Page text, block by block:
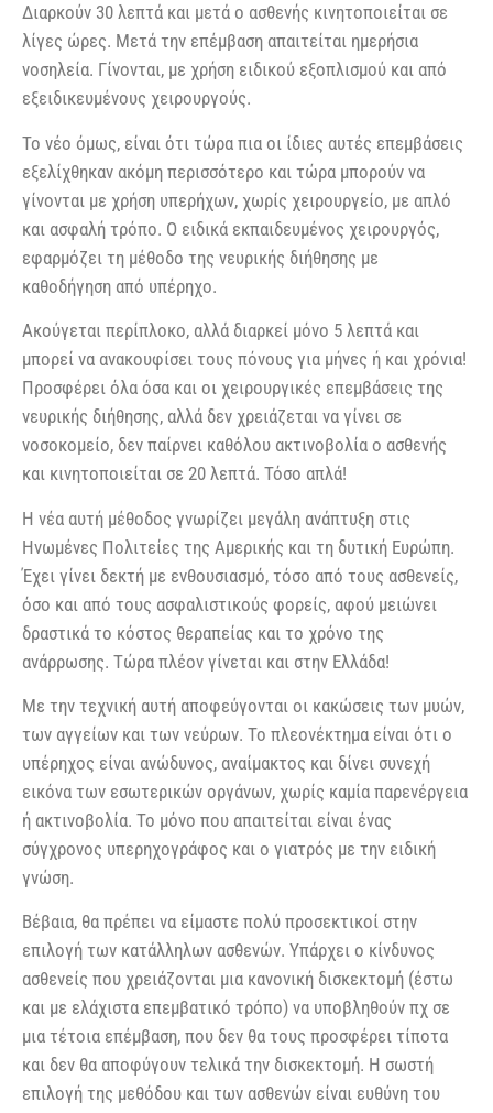
Διαρκούν 30 λεπτά και μετά ο ασθενής κινητοποιείται σε
λίγες ώρες. Μετά την επέμβαση απαιτείται ημερήσια
νοσηλεία. Γίνονται, με χρήση ειδικού εξοπλισμού και από
εξειδικευμένους χειρουργούς.
Το νέο όμως, είναι ότι τώρα πια οι ίδιες αυτές επεμβάσεις
εξελίχθηκαν ακόμη περισσότερο και τώρα μπορούν να
γίνονται με χρήση υπερήχων, χωρίς χειρουργείο, με απλό
και ασφαλή τρόπο. Ο ειδικά εκπαιδευμένος χειρουργός,
εφαρμόζει τη μέθοδο της νευρικής διήθησης με
καθοδήγηση από υπέρηχο.
Ακούγεται περίπλοκο, αλλά διαρκεί μόνο 5 λεπτά και
μπορεί να ανακουφίσει τους πόνους για μήνες ή και χρόνια!
Προσφέρει όλα όσα και οι χειρουργικές επεμβάσεις της
νευρικής διήθησης, αλλά δεν χρειάζεται να γίνει σε
νοσοκομείο, δεν παίρνει καθόλου ακτινοβολία ο ασθενής
και κινητοποιείται σε 20 λεπτά. Τόσο απλά!
Η νέα αυτή μέθοδος γνωρίζει μεγάλη ανάπτυξη στις
Ηνωμένες Πολιτείες της Αμερικής και τη δυτική Ευρώπη.
Έχει γίνει δεκτή με ενθουσιασμό, τόσο από τους ασθενείς,
όσο και από τους ασφαλιστικούς φορείς, αφού μειώνει
δραστικά το κόστος θεραπείας και το χρόνο της
ανάρρωσης. Τώρα πλέον γίνεται και στην Ελλάδα!
Με την τεχνική αυτή αποφεύγονται οι κακώσεις των μυών,
των αγγείων και των νεύρων. Το πλεονέκτημα είναι ότι ο
υπέρηχος είναι ανώδυνος, αναίμακτος και δίνει συνεχή
εικόνα των εσωτερικών οργάνων, χωρίς καμία παρενέργεια
ή ακτινοβολία. Το μόνο που απαιτείται είναι ένας
σύγχρονος υπερηχογράφος και ο γιατρός με την ειδική
γνώση.
Βέβαια, θα πρέπει να είμαστε πολύ προσεκτικοί στην
επιλογή των κατάλληλων ασθενών. Υπάρχει ο κίνδυνος
ασθενείς που χρειάζονται μια κανονική δισκεκτομή (έστω
και με ελάχιστα επεμβατικό τρόπο) να υποβληθούν πχ σε
μια τέτοια επέμβαση, που δεν θα τους προσφέρει τίποτα
και δεν θα αποφύγουν τελικά την δισκεκτομή. Η σωστή
επιλογή της μεθόδου και των ασθενών είναι ευθύνη του